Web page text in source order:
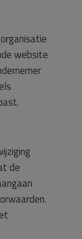
website
de